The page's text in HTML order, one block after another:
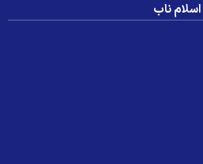
اسلام ناب